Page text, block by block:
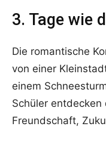
3. Tage wie
Die romantische
von einer
einem
Schüler entdecken
Freundschaft,